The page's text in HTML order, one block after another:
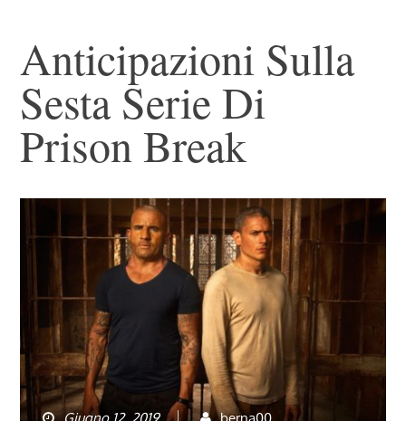
Anticipazioni Sulla
Sesta Serie Di
Prison Break
Giugno 12, 2019 berna00